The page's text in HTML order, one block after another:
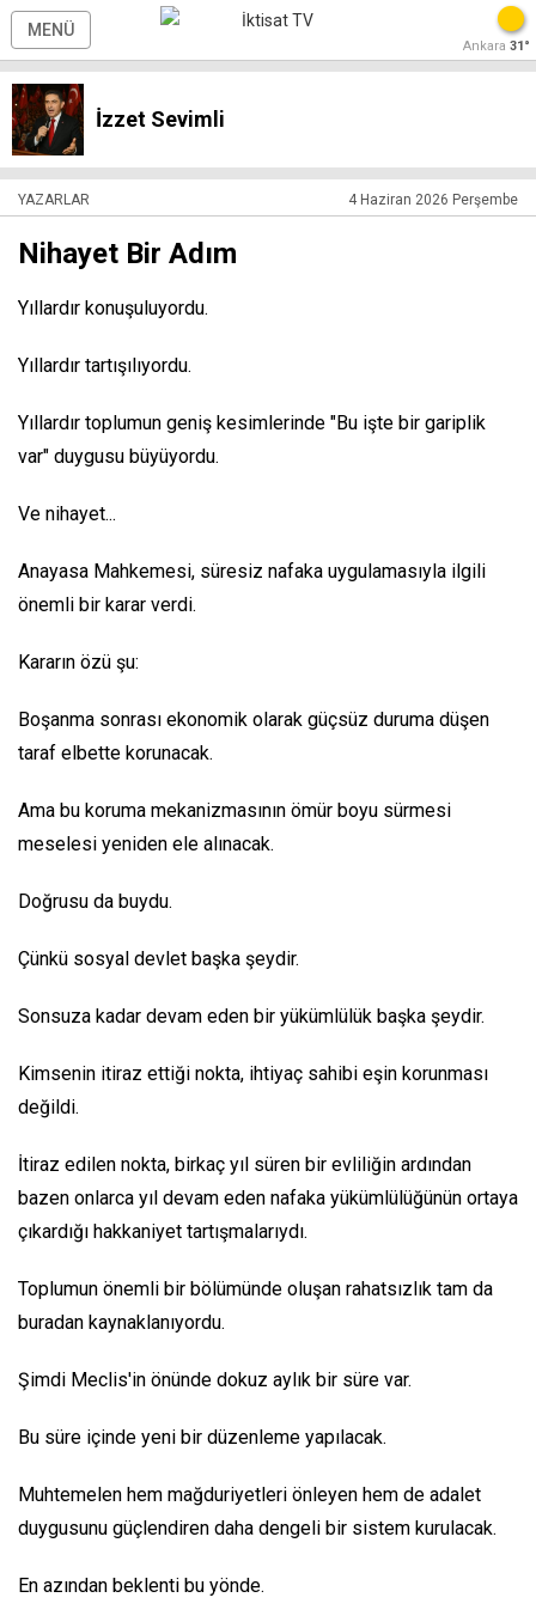
MENÜ
Ankara 31°
İzzet Sevimli
YAZARLAR 4 Haziran 2026 Perşembe
Nihayet Bir Adım
Yıllardır konuşuluyordu.
Yıllardır tartışılıyordu.
Yıllardır toplumun geniş kesimlerinde "Bu işte bir gariplik
var" duygusu büyüyordu.
Ve nihayet...
Anayasa Mahkemesi, süresiz nafaka uygulamasıyla ilgili
önemli bir karar verdi.
Kararın özü şu:
Boşanma sonrası ekonomik olarak güçsüz duruma düşen
taraf elbette korunacak.
Ama bu koruma mekanizmasının ömür boyu sürmesi
meselesi yeniden ele alınacak.
Doğrusu da buydu.
Çünkü sosyal devlet başka şeydir.
Sonsuza kadar devam eden bir yükümlülük başka şeydir.
Kimsenin itiraz ettiği nokta, ihtiyaç sahibi eşin korunması
değildi.
İtiraz edilen nokta, birkaç yıl süren bir evliliğin ardından
bazen onlarca yıl devam eden nafaka yükümlülüğünün ortaya
çıkardığı hakkaniyet tartışmalarıydı.
Toplumun önemli bir bölümünde oluşan rahatsızlık tam da
buradan kaynaklanıyordu.
Şimdi Meclis'in önünde dokuz aylık bir süre var.
Bu süre içinde yeni bir düzenleme yapılacak.
Muhtemelen hem mağduriyetleri önleyen hem de adalet
duygusunu güçlendiren daha dengeli bir sistem kurulacak.
En azından beklenti bu yönde.